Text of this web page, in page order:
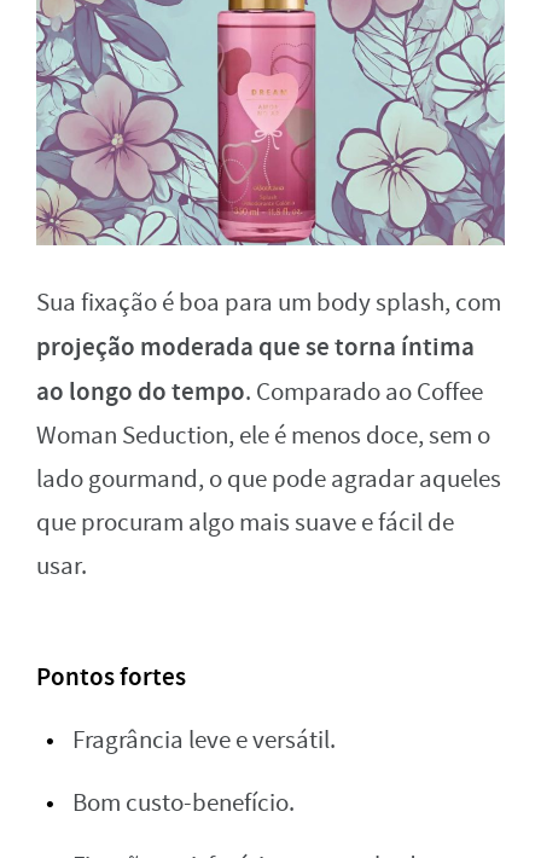
Sua fixação é boa para um body splash, com
projeção moderada que se torna íntima
ao longo do tempo. Comparado ao Coffee
Woman Seduction, ele é menos doce, sem o
lado gourmand, o que pode agradar aqueles
que procuram algo mais suave e fácil de
usar.
Pontos fortes
Fragrância leve e versátil.
Bom custo-benefício.